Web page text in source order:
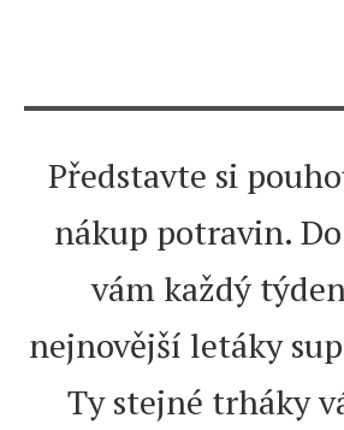
Představte si
nákup potravin.
vám každý
nejnovější letáky
Ty stejné trháky